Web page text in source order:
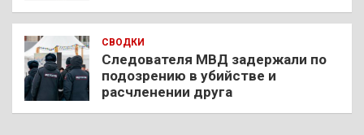
СВОДКИ
Следователя МВД задержали по
подозрению в убийстве и
расчленении друга